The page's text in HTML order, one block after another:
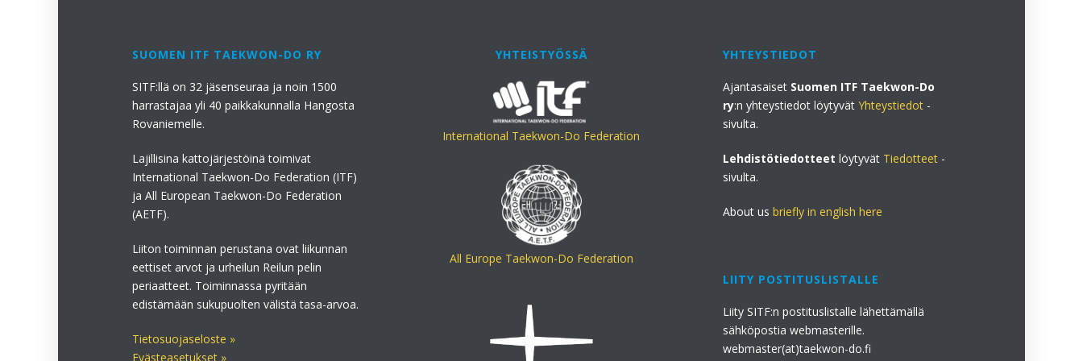
SUOMEN ITF TAEKWON-DO RY
SITF:llä on 32 jäsenseuraa ja noin 1500
harrastajaa yli 40 paikkakunnalla Hangosta
Rovaniemelle.
Lajillisina kattojärjestöinä toimivat
International Taekwon-Do Federation (ITF)
ja All European Taekwon-Do Federation
(AETF).
Liiton toiminnan perustana ovat liikunnan
eettiset arvot ja urheilun Reilun pelin
periaatteet. Toiminnassa pyritään
edistämään sukupuolten välistä tasa-arvoa.
Tietosuojaseloste »
Evästeasetukset »
YHTEISTYÖSSÄ
International Taekwon-Do Federation
All Europe Taekwon-Do Federation
YHTEYSTIEDOT
Ajantasaiset Suomen ITF Taekwon-Do
ry:n yhteystiedot löytyvätYhteystiedot -
sivulta.
Lehdistötiedotteet löytyvät Tiedotteet -
sivulta.
About usbriefly in english here
LIITY POSTITUSLISTALLE
Liity SITF:n postituslistalle lähettämällä
sähköpostia webmasterille.
webmaster(at)taekwon-do.fi